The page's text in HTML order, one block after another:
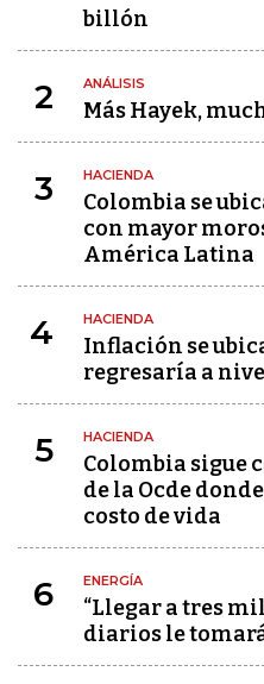
billón
2 ANÁLISIS
Más Hayek,
3 HACIENDA
Colombia se
con mayor
América Latina
4 HACIENDA
Inflación se
regresaría a
5 HACIENDA
Colombia sigue
de la Ocde
costo de vida
6 ENERGÍA
“Llegar a tres
diarios le tomará